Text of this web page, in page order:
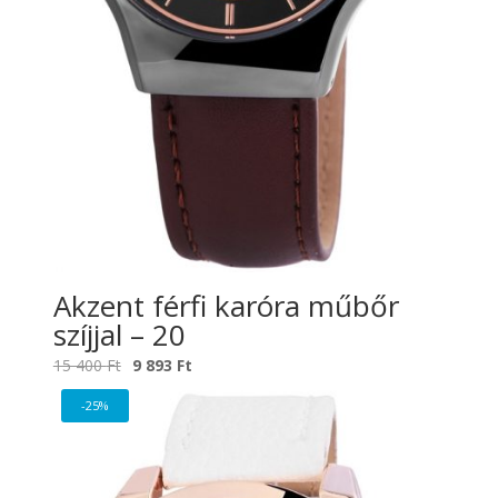
Akzent férfi karóra műbőr
szíjjal – 20
15 400Ft Original
price
400 Ft.
9 893 Ft
-25%